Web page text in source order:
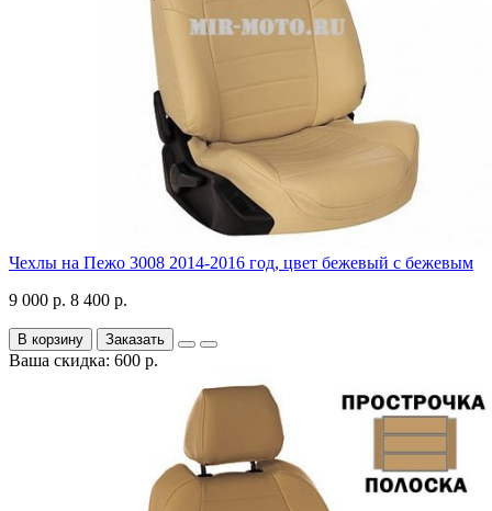
Чехлы на Пежо 3008 2014-2016 год, цвет бежевый с бежевым
9 000 р. 8 400 р.
В корзину Заказать
Ваша скидка: 600 р.